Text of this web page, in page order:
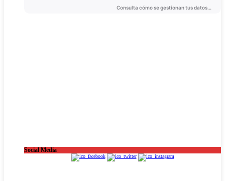
Social Media